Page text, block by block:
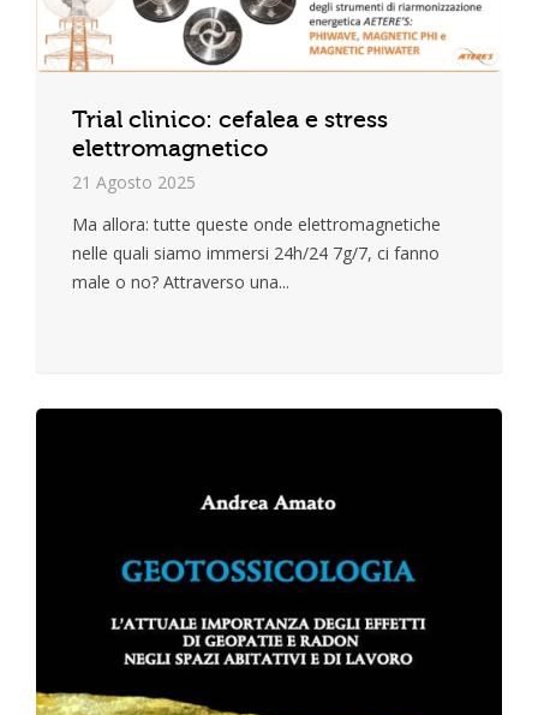
Trial clinico: cefalea e stress
elettromagnetico
21 Agosto 2025
Ma allora: tutte queste onde elettromagnetiche
nelle quali siamo immersi 24h/24 7g/7, ci fanno
male o no? Attraverso una...